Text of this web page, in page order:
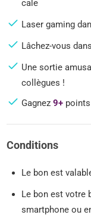
cale
Laser gaming
Lâchez-vous
Une sortie
collègues !
Gagnez9+
Conditions
Le bon est
Le bon est votre
smartphone ou